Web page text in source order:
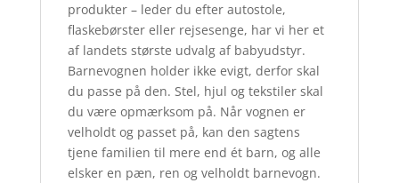
produkter – leder du efter autostole,
flaskebørster eller rejsesenge, har vi her et
af landets største udvalg af babyudstyr.
Barnevognen holder ikke evigt, derfor skal
du passe på den. Stel, hjul og tekstiler skal
du være opmærksom på. Når vognen er
velholdt og passet på, kan den sagtens
tjene familien til mere end ét barn, og alle
elsker en pæn, ren og velholdt barnevogn.